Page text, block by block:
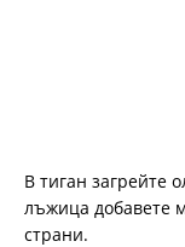
В тиган загрейте
лъжица добавете
страни.